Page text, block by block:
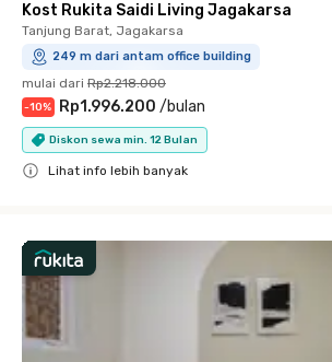
Kost Rukita Saidi Living Jagakarsa
Tanjung Barat, Jagakarsa
249 m dari antam office building
mulai dari Rp2.218.000
-10% Rp1.996.200 /bulan
Diskon sewa min. 12 Bulan
Lihat info lebih banyak